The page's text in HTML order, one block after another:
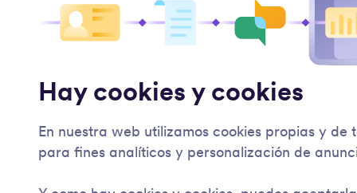
Hay cookies y cookies
En nuestra web utilizamos cookies propias y de
para fines analíticos y personalización de